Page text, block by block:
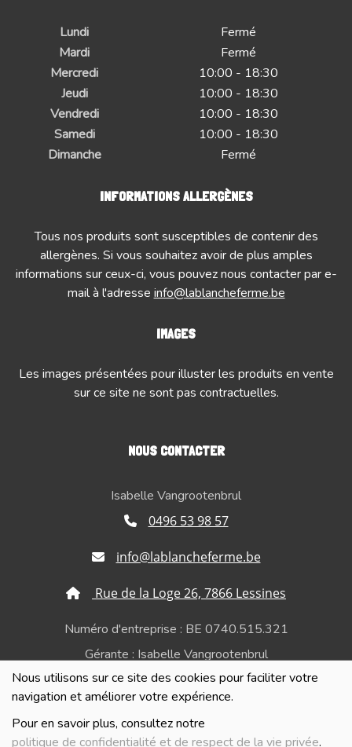
Nous utilisons sur ce site des cookies pour faciliter votre
navigation et améliorer votre expérience.
Pour en savoir plus, consultez notre
politique de confidentialité et de respect de la vie privée.
Lundi
Fermé
Mardi
Fermé
Mercredi
10:00 - 18:30
Jeudi
10:00 - 18:30
Vendredi
10:00 - 18:30
Samedi
10:00 - 18:30
Dimanche
Fermé
INFORMATIONS ALLERGÈNES
Tous nos produits sont susceptibles de contenir des
allergènes. Si vous souhaitez avoir de plus amples
informations sur ceux-ci, vous pouvez nous contacter par e-
mail à l'adresse info@lablancheferme.be
IMAGES
Les images présentées pour illuster les produits en vente
sur ce site ne sont pas contractuelles.
NOUS CONTACTER
Isabelle Vangrootenbrul
0496 53 98 57
info@lablancheferme.be
Rue de la Loge 26, 7866 Lessines
Numéro d'entreprise : BE 0740.515.321
Gérante : Isabelle Vangrootenbrul
Politique de confidentialité et de respect de la vie
privée